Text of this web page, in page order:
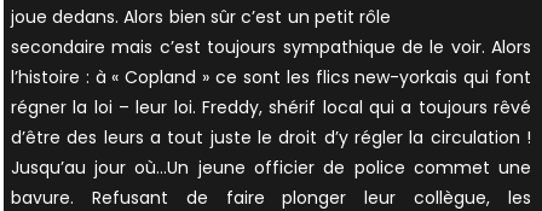
joue dedans. Alors bien sûr c’est un petit rôle
secondaire mais c’est toujours sympathique de le voir. Alors
l’histoire : à « Copland » ce sont les flics new-yorkais qui font
régner la loi – leur loi. Freddy, shérif local qui a toujours rêvé
d’être des leurs a tout juste le droit d’y régler la circulation !
Jusqu’au jour où…Un jeune officier de police commet une
bavure. Refusant de faire plonger leur collègue, les